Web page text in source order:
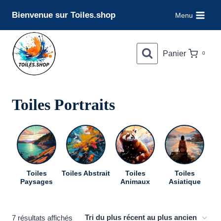
contenu
Bienvenue sur Toiles.shop Menu
Panier 0
Toiles Portraits
Toiles
Paysages
Toiles Abstrait
Toiles
Animaux
Toiles
Asiatique
7 résultats affichés